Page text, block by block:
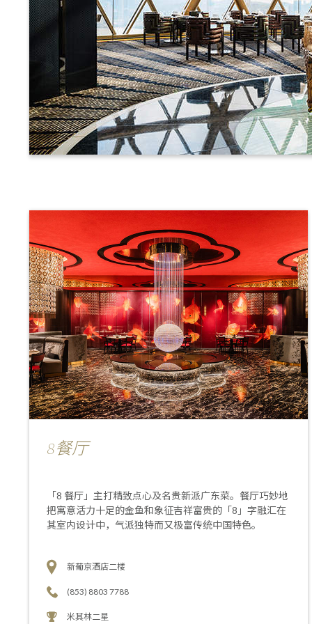
8餐厅
「8 餐厅」主打精致点心及名贵新派广东菜。餐厅巧妙地
把寓意活力十足的金鱼和象征吉祥富贵的「8」字融汇在
其室内设计中，气派独特而又极富传统中国特色。
新葡京酒店二楼
(853) 8803 7788
米其林二星